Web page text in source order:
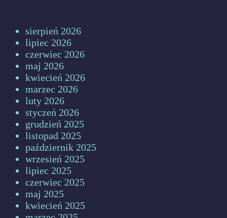
sierpień 2026
lipiec 2026
czerwiec 2026
maj 2026
kwiecień 2026
marzec 2026
luty 2026
styczeń 2026
grudzień 2025
listopad 2025
październik 2025
wrzesień 2025
lipiec 2025
czerwiec 2025
maj 2025
kwiecień 2025